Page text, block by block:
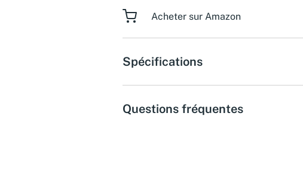
Acheter sur Amazon
Spécifications
Questions fréquentes